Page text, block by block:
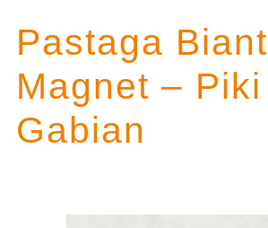
Pastaga Biant
Magnet – Piki
Gabian